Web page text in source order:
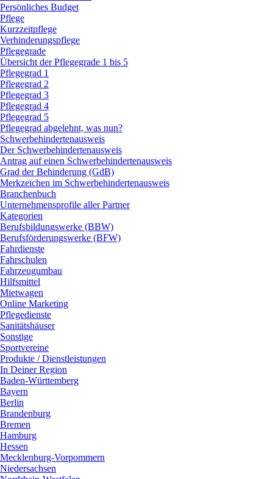
Persönliches Budget
Pflege
Kurzzeitpflege
Verhinderungspflege
Pflegegrade
Übersicht der Pflegegrade 1 bis 5
Pflegegrad 1
Pflegegrad 2
Pflegegrad 3
Pflegegrad 4
Pflegegrad 5
Pflegegrad abgelehnt, was nun?
Schwerbehindertenausweis
Der Schwerbehindertenausweis
Antrag auf einen Schwerbehindertenausweis
Grad der Behinderung (GdB)
Merkzeichen im Schwerbehindertenausweis
Branchenbuch
Unternehmensprofile aller Partner
Kategorien
Berufsbildungswerke (BBW)
Berufsförderungswerke (BFW)
Fahrdienste
Fahrschulen
Fahrzeugumbau
Hilfsmittel
Mietwagen
Online Marketing
Pflegedienste
Sanitätshäuser
Sonstige
Sportvereine
Produkte / Dienstleistungen
In Deiner Region
Baden-Württemberg
Bayern
Berlin
Brandenburg
Bremen
Hamburg
Hessen
Mecklenburg-Vorpommern
Niedersachsen